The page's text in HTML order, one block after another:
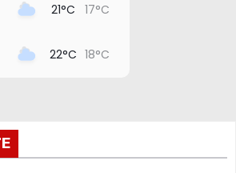
21°C 17°C
22°C 18°C